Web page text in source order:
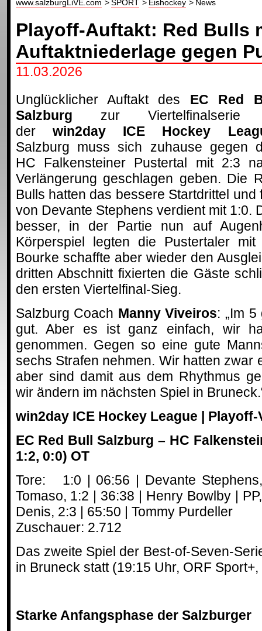
www.salzburgLiVE.com SPORT Eishockey News
Playoff-Auftakt: Red Bulls
Auftaktniederlage gegen
11.03.2026
Unglücklicher Auftakt des EC Red
Salzburg zur Viertelfinalserie
der win2day ICE Hockey
Salzburg muss sich zuhause gegen
HC Falkensteiner Pustertal mit 2:3
Verlängerung geschlagen geben. Die
Bulls hatten das bessere Startdrittel und
von Devante Stephens verdient mit 1:0.
besser, in der Partie nun auf
Körperspiel legten die Pustertaler
Bourke schaffte aber wieder den
dritten Abschnitt fixierten die Gäste
den ersten Viertelfinal-Sieg.
Salzburg Coach Manny Viveiros: „Im
gut. Aber es ist ganz einfach, wir
genommen. Gegen so eine gute
sechs Strafen nehmen. Wir hatten zwar
aber sind damit aus dem Rhythmus
wir ändern im nächsten Spiel in
win2day ICE Hockey League |
EC Red Bull Salzburg – HC
1:2, 0:0) OT
Tore: 1:0 | 06:56 | Devante
Tomaso, 1:2 | 36:38 | Henry Bowlby |
Denis, 2:3 | 65:50 | Tommy Purdeller
Zuschauer: 2.712
Das zweite Spiel der Best-of-Seven-
in Bruneck statt (19:15 Uhr, ORF
Starke Anfangsphase der Salzburger